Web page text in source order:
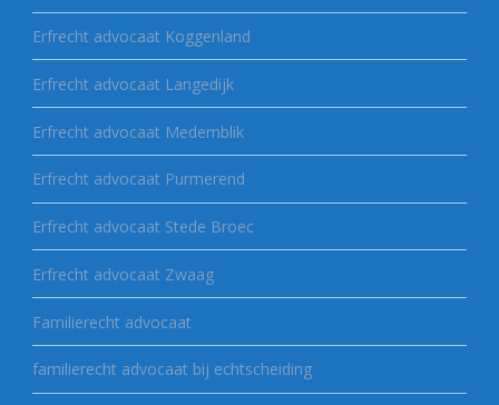
Erfrecht advocaat Koggenland
Erfrecht advocaat Langedijk
Erfrecht advocaat Medemblik
Erfrecht advocaat Purmerend
Erfrecht advocaat Stede Broec
Erfrecht advocaat Zwaag
Familierecht advocaat
familierecht advocaat bij echtscheiding